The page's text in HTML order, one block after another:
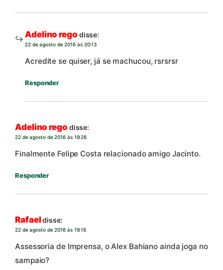
Adelino rego disse:
22 de agosto de 2016 às 20:13
Acredite se quiser, já se machucou, rsrsrsr
Responder
Adelino rego disse:
22 de agosto de 2016 às 19:26
Finalmente Felipe Costa relacionado amigo Jacinto.
Responder
Rafaeldisse:
22 de agosto de 2016 às 19:16
Assessoria de Imprensa, o Alex Bahiano ainda joga no
sampaio?